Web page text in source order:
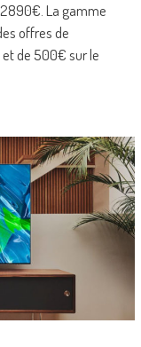
La gamme
offres de
et de 500€ sur le